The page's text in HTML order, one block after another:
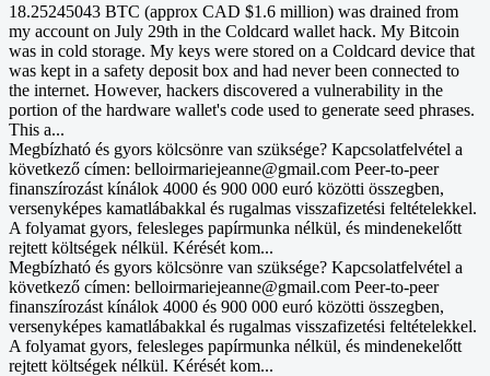
18.25245043 BTC (approx CAD $1.6 million) was drained from
my account on July 29th in the Coldcard wallet hack. My Bitcoin
was in cold storage. My keys were stored on a Coldcard device that
was kept in a safety deposit box and had never been connected to
the internet. However, hackers discovered a vulnerability in the
portion of the hardware wallet's code used to generate seed phrases.
This a...
Megbízható és gyors kölcsönre van szüksége? Kapcsolatfelvétel a
következő címen: belloirmariejeanne@gmail.com Peer-to-peer
finanszírozást kínálok 4000 és 900 000 euró közötti összegben,
versenyképes kamatlábakkal és rugalmas visszafizetési feltételekkel.
A folyamat gyors, felesleges papírmunka nélkül, és mindenekelőtt
rejtett költségek nélkül. Kérését kom...
Megbízható és gyors kölcsönre van szüksége? Kapcsolatfelvétel a
következő címen: belloirmariejeanne@gmail.com Peer-to-peer
finanszírozást kínálok 4000 és 900 000 euró közötti összegben,
versenyképes kamatlábakkal és rugalmas visszafizetési feltételekkel.
A folyamat gyors, felesleges papírmunka nélkül, és mindenekelőtt
rejtett költségek nélkül. Kérését kom...